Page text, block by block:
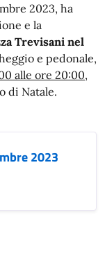
2023, ha
e la
Trevisani nel
e pedonale,
alle ore 20:00,
di Natale.
2023